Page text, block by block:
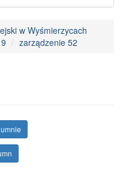
w Wyśmierzycach
zarządzenie 52